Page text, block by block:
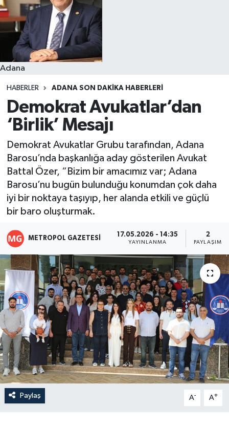
Adana
HABERLER ADANA SON DAKIKA HABERLERI
Demokrat Avukatlar’dan
‘Birlik’ Mesajı
Demokrat Avukatlar Grubu tarafından, Adana
Barosu’nda başkanlığa aday gösterilen Avukat
Battal Özer, “Bizim bir amacımız var; Adana
Barosu’nu bugün bulunduğu konumdan çok daha
iyi bir noktaya taşıyıp, her alanda etkili ve güçlü
bir baro oluşturmak.
METROPOL GAZETESI 17.05.2026 - 14:35
YAYINLANMA
2
PAYLAŞIM
Paylaş A- A+
Resmi İlanlar